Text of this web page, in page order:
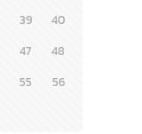
39
40
47
48
55
56